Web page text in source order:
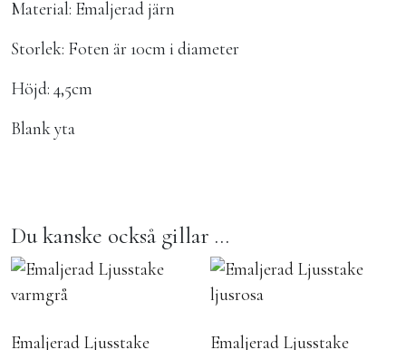
Material: Emaljerad järn
Storlek: Foten är 10cm i diameter
Höjd: 4,5cm
Blank yta
Du kanske också gillar …
Emaljerad Ljusstake
Emaljerad Ljusstake